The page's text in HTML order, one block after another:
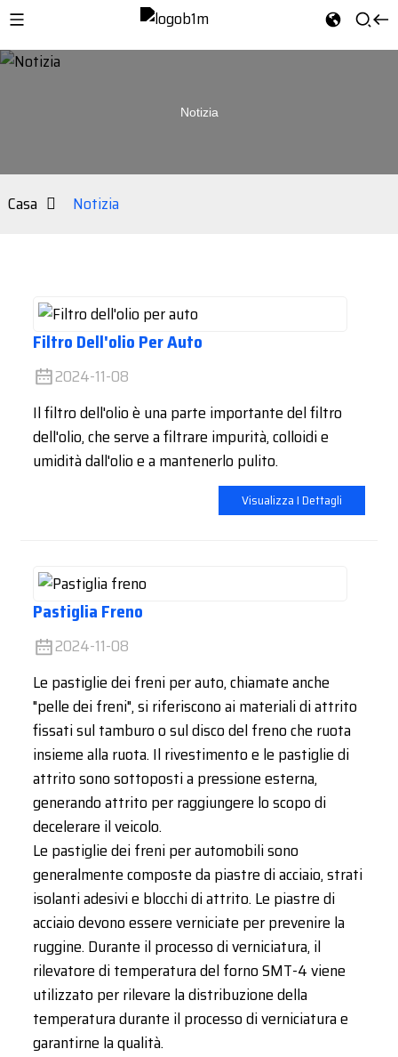
Notizia
Casa Notizia
Filtro Dell'olio Per Auto
2024-11-08
Il filtro dell'olio è una parte importante del filtro
dell'olio, che serve a filtrare impurità, colloidi e
umidità dall'olio e a mantenerlo pulito.
Visualizza I Dettagli
Pastiglia Freno
2024-11-08
Le pastiglie dei freni per auto, chiamate anche
"pelle dei freni", si riferiscono ai materiali di attrito
fissati sul tamburo o sul disco del freno che ruota
insieme alla ruota. Il rivestimento e le pastiglie di
attrito sono sottoposti a pressione esterna,
generando attrito per raggiungere lo scopo di
decelerare il veicolo.
Le pastiglie dei freni per automobili sono
generalmente composte da piastre di acciaio, strati
isolanti adesivi e blocchi di attrito. Le piastre di
acciaio devono essere verniciate per prevenire la
ruggine. Durante il processo di verniciatura, il
rilevatore di temperatura del forno SMT-4 viene
utilizzato per rilevare la distribuzione della
temperatura durante il processo di verniciatura e
garantirne la qualità.